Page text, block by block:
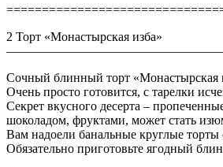
2 Торт «Монастырская изба»
Сочный блинный торт «Монастырская
Очень просто готовится, с тарелки
Секрет вкусного десерта –
шоколадом, фруктами, может стать
Вам надоели банальные круглые торты
Обязательно приготовьте ягодный